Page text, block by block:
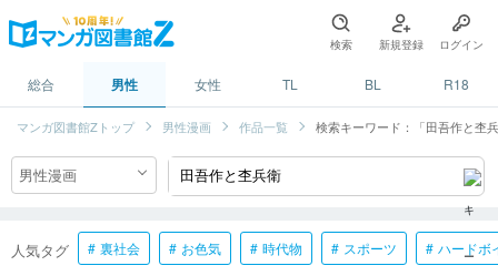
検索 新規登録 ログイン
総合 男性 女性 TL BL R18
マンガ図書館Zトップ 男性漫画 作品一覧 検索キーワード：「田吾作と杢
人気タグ 裏社会 お色気 時代物 スポーツ ハードボ